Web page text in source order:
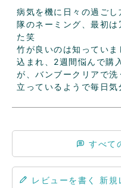
病気を機に日々の過ご
隊のネーミング、最初
た笑
竹が良いのは知ってい
込まれ、2週間悩んで購
が、バンブークリアで
立っているようで毎日気
すべて
レビューを書く